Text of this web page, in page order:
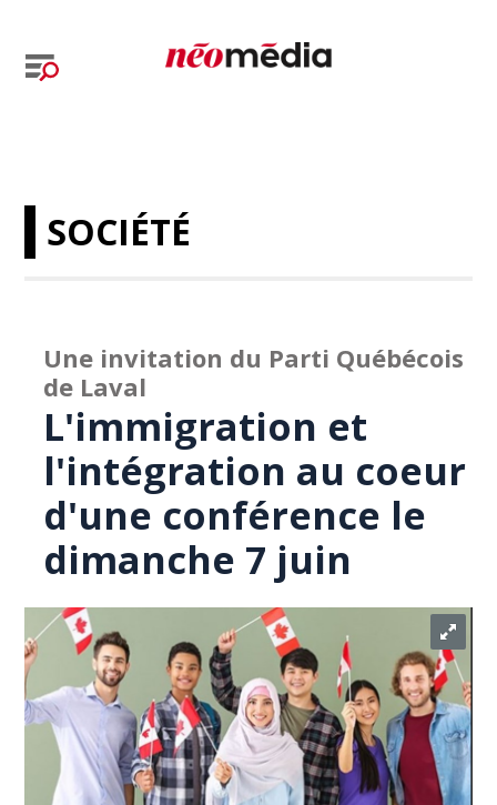
SOCIÉTÉ
Une invitation du Parti Québécois
de Laval
L'immigration et
l'intégration au coeur
d'une conférence le
dimanche 7 juin